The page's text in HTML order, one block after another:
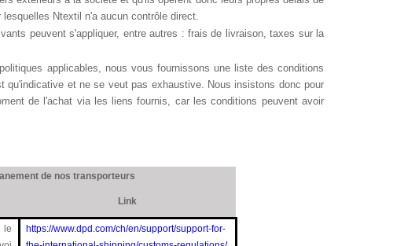
Ntextil n'a aucun contrôle direct.
peuvent s'appliquer, entre autres : frais de livraison, taxes sur la
applicables, nous vous fournissons une liste des conditions
et ne se veut pas exhaustive. Nous insistons donc pour
de l'achat via les liens fournis, car les conditions peuvent avoir
de nos transporteurs
Link
le
https://www.dpd.com/ch/en/support/support-for-